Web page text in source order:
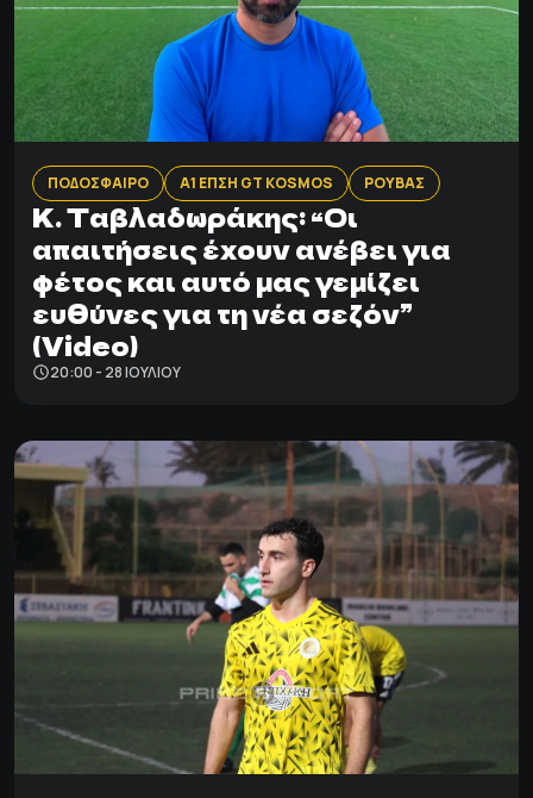
ΠΟΔΟΣΦΑΙΡΟ Α1 ΕΠΣΗ GT KOSMOS ΡΟΥΒΑΣ
K. Tαβλαδωράκης: “Oι
απαιτήσεις έχουν ανέβει για
φέτος και αυτό μας γεμίζει
ευθύνες για τη νέα σεζόν”
(Video)
20:00 - 28 ΙΟΥΛΊΟΥ